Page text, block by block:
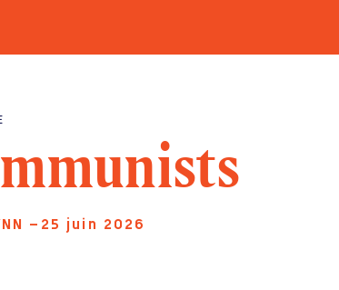
—25 juin 2026